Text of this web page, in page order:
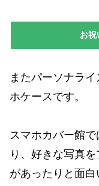
お祝
またパーソナラ
ホケースです。
スマホカバー館
り、好きな写真
があったりと面